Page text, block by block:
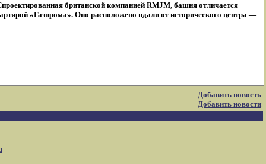
британской компанией RMJM, башня отличается
«Газпрома». Оно расположено вдали от исторического центра —
Добавить новость
Добавить новости